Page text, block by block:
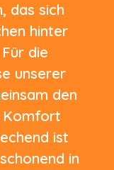
das sich
hinter
die
unserer
den
Komfort
ist
in